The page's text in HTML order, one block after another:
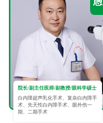
院长/副主任医师/副教授/眼科学硕士
白内障超声乳化手术、复杂白内障手
术、先天性白内障手术、眼外伤一
期、二期手术